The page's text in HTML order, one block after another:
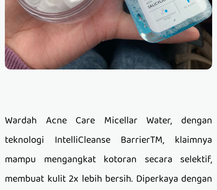
Wardah Acne Care Micellar Water, dengan
teknologi IntelliCleanse BarrierTM, klaimnya
mampu mengangkat kotoran secara selektif,
membuat kulit 2x lebih bersih. Diperkaya dengan